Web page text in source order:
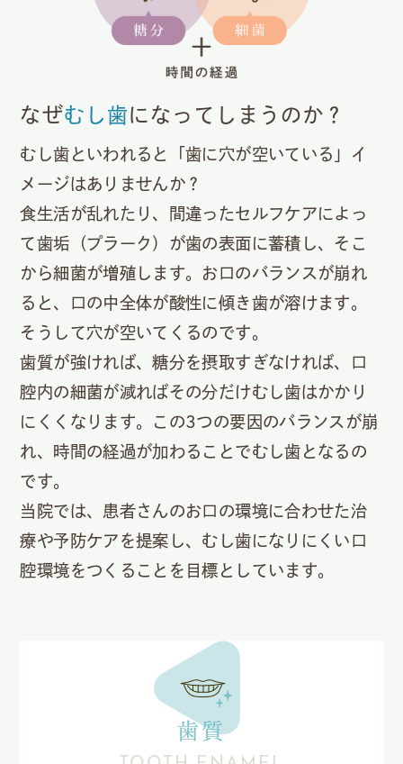
なぜむし歯になってしまうのか？
むし歯といわれると「歯に穴が空いている」イ
メージはありませんか？
食生活が乱れたり、間違ったセルフケアによっ
て歯垢（プラーク）が歯の表面に蓄積し、そこ
から細菌が増殖します。お口のバランスが崩れ
ると、口の中全体が酸性に傾き歯が溶けます。
そうして穴が空いてくるのです。
歯質が強ければ、糖分を摂取すぎなければ、口
腔内の細菌が減ればその分だけむし歯はかかり
にくくなります。この3つの要因のバランスが崩
れ、時間の経過が加わることでむし歯となるの
です。
当院では、患者さんのお口の環境に合わせた治
療や予防ケアを提案し、むし歯になりにくい口
腔環境をつくることを目標としています。
歯質